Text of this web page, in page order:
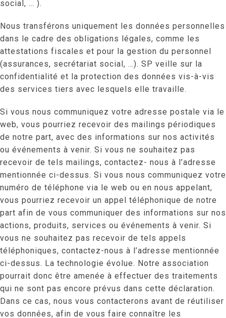
social, … ).
Nous transférons uniquement les données personnelles
dans le cadre des obligations légales, comme les
attestations fiscales et pour la gestion du personnel
(assurances, secrétariat social, …). SP veille sur la
confidentialité et la protection des données vis-à-vis
des services tiers avec lesquels elle travaille.
Si vous nous communiquez votre adresse postale via le
web, vous pourriez recevoir des mailings périodiques
de notre part, avec des informations sur nos activités
ou événements à venir. Si vous ne souhaitez pas
recevoir de tels mailings, contactez- nous à l’adresse
mentionnée ci-dessus. Si vous nous communiquez votre
numéro de téléphone via le web ou en nous appelant,
vous pourriez recevoir un appel téléphonique de notre
part afin de vous communiquer des informations sur nos
actions, produits, services ou événements à venir. Si
vous ne souhaitez pas recevoir de tels appels
téléphoniques, contactez-nous à l’adresse mentionnée
ci-dessus. La technologie évolue. Notre association
pourrait donc être amenée à effectuer des traitements
qui ne sont pas encore prévus dans cette déclaration.
Dans ce cas, nous vous contacterons avant de réutiliser
vos données, afin de vous faire connaître les